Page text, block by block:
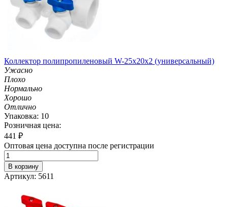
Коллектор полипропиленовый W-25х20х2 (универсальный)
Ужасно
Плохо
Нормально
Хорошо
Отлично
Упаковка: 10
Розничная цена:
441 ₽
Оптовая цена доступна после регистрации
В корзину
Артикул: 5611